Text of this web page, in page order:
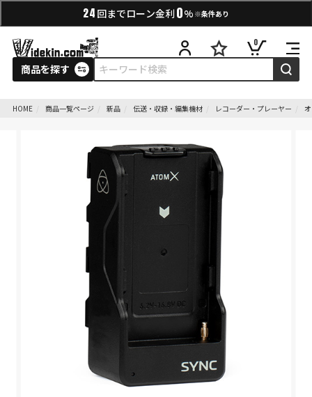
24 回までローン金利 0% ※条件あり
商品を探す
0
HOME 商品一覧ページ 新品 伝送・収録・編集機材 レコーダー・プレーヤー